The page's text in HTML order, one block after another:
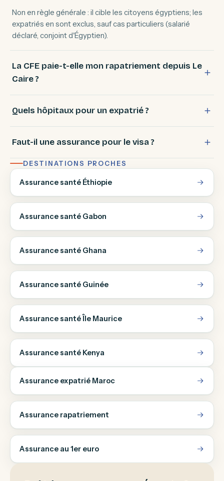
Non en règle générale : il cible les citoyens égyptiens; les
expatriés en sont exclus, sauf cas particuliers (salarié
déclaré, conjoint d'Égyptien).
La CFE paie-t-elle mon rapatriement depuis Le
Caire ?
Quels hôpitaux pour un expatrié ?
Faut-il une assurance pour le visa ?
DESTINATIONS PROCHES
Assurance santé Éthiopie
Assurance santé Gabon
Assurance santé Ghana
Assurance santé Guinée
Assurance santé Île Maurice
Assurance santé Kenya
Assurance expatrié Maroc
Assurance rapatriement
Assurance au 1er euro